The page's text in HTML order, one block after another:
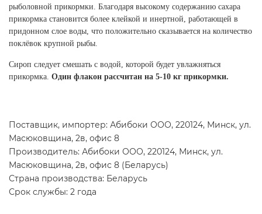
рыболовной прикормки. Благодаря высокому содержанию сахара
прикормка становится более клейкой и инертной, работающей в
придонном слое воды, что положительно сказывается на количество
поклёвок крупной рыбы.
Сироп следует смешать с водой, которой будет увлажняться
прикормка. Один флакон рассчитан на 5-10 кг прикормки.
Поставщик, импортер: Абибоки ООО, 220124, Минск, ул.
Масюковщина, 2в, офис 8
Производитель: Абибоки ООО, 220124, Минск, ул.
Масюковщина, 2в, офис 8 (Беларусь)
Страна производства: Беларусь
Срок службы: 2 года